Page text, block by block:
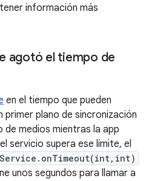
información más
agotó el tiempo de
en el tiempo que pueden
plano de sincronización
medios mientras la app
servicio supera ese límite, el
Service.onTimeout(int,int)
unos segundos para llamar a